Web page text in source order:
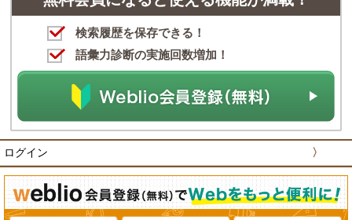
検索履歴を保存できる！
語彙力診断の実施回数増加！
ログイン 〉